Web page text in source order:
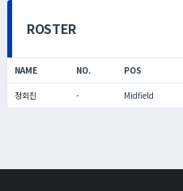
ROSTER
NAME NO. POS
정회진 - Midfield